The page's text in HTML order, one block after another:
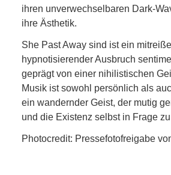
ihren unverwechselbaren Dark-
ihre Ästhetik.
She Past Away sind ist ein
hypnotisierender Ausbruch
geprägt von einer nihilistischen
Musik ist sowohl persönlich als
ein wandernder Geist, der mutig
und die Existenz selbst in Frage
Photocredit: Pressefotofreigabe